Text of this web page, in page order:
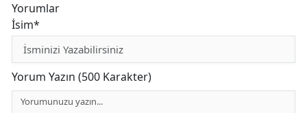
Yorumlar
İsim*
Yorum Yazın (500 Karakter)